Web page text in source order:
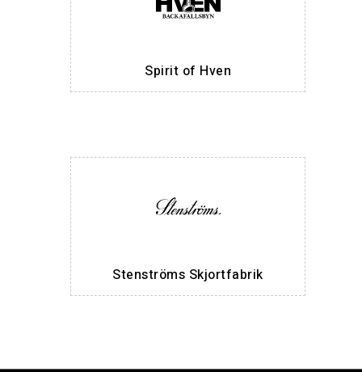
Spirit of Hven
Stenströms Skjortfabrik